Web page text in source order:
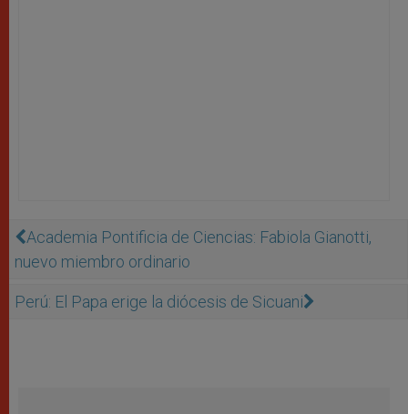
Academia Pontificia de Ciencias: Fabiola Gianotti,
nuevo miembro ordinario
Perú: El Papa erige la diócesis de Sicuani